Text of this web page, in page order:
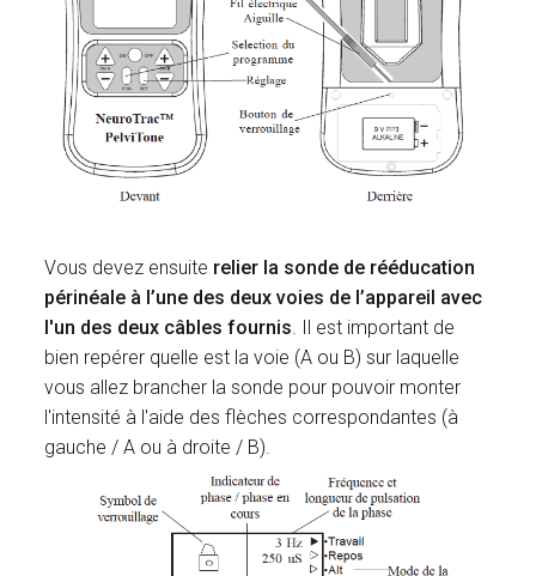
Vous devez ensuite relier la sonde de rééducation
périnéale à l’une des deux voies de l’appareil avec
l'un des deux câbles fournis. Il est important de
bien repérer quelle est la voie (A ou B) sur laquelle
vous allez brancher la sonde pour pouvoir monter
l'intensité à l'aide des flèches correspondantes (à
gauche / A ou à droite / B).